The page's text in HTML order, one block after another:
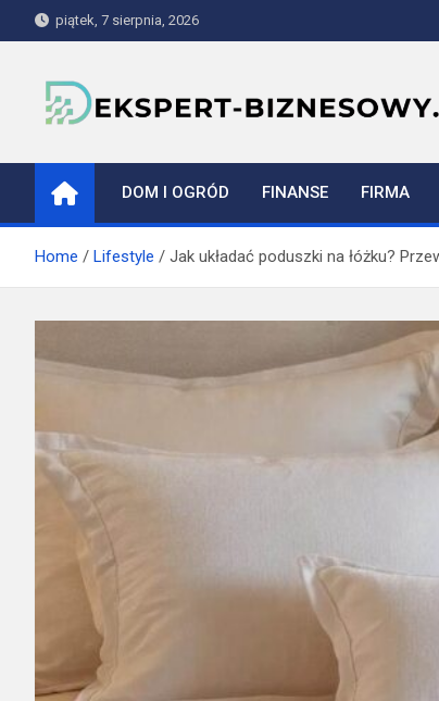
to
piątek, 7 sierpnia, 2026
ekspert-
DOM I OGRÓD FINANSE FIRMA
Home Lifestyle Jak układać poduszki na łóżku?